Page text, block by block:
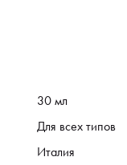
30 мл
Для всех типов
Италия